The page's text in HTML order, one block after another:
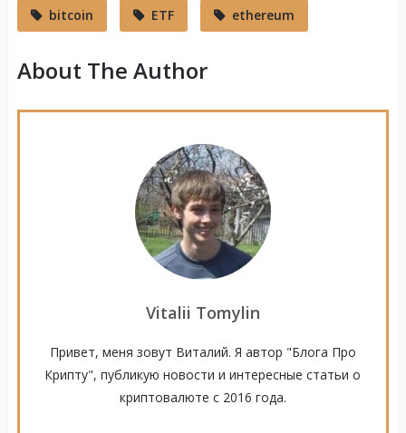
bitcoin ETF ethereum
About The Author
Vitalii Tomylin
Привет, меня зовут Виталий. Я автор "Блога Про
Крипту", публикую новости и интересные статьи о
криптовалюте с 2016 года.